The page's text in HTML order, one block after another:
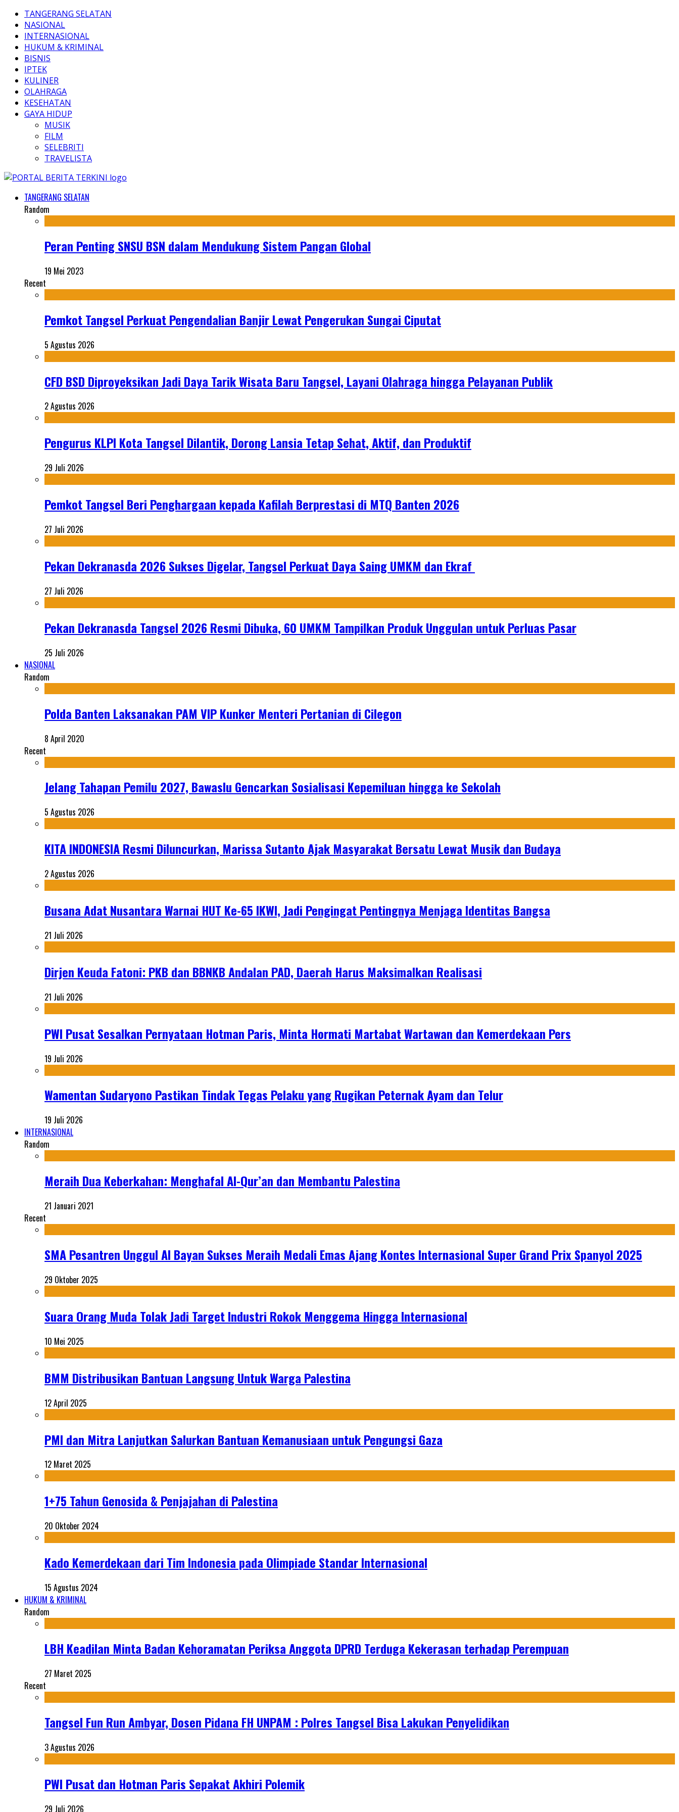
TANGERANG SELATAN
NASIONAL
INTERNASIONAL
HUKUM & KRIMINAL
BISNIS
IPTEK
KULINER
OLAHRAGA
KESEHATAN
GAYA HIDUP
MUSIK
FILM
SELEBRITI
TRAVELISTA
TANGERANG SELATAN
Random
Peran Penting SNSU BSN dalam Mendukung Sistem Pangan Global
19 Mei 2023
Recent
Pemkot Tangsel Perkuat Pengendalian Banjir Lewat Pengerukan Sungai Ciputat
5 Agustus 2026
CFD BSD Diproyeksikan Jadi Daya Tarik Wisata Baru Tangsel, Layani Olahraga hingga Pelayanan Publik
2 Agustus 2026
Pengurus KLPI Kota Tangsel Dilantik, Dorong Lansia Tetap Sehat, Aktif, dan Produktif
29 Juli 2026
Pemkot Tangsel Beri Penghargaan kepada Kafilah Berprestasi di MTQ Banten 2026
27 Juli 2026
Pekan Dekranasda 2026 Sukses Digelar, Tangsel Perkuat Daya Saing UMKM dan Ekraf
27 Juli 2026
Pekan Dekranasda Tangsel 2026 Resmi Dibuka, 60 UMKM Tampilkan Produk Unggulan untuk Perluas Pasar
25 Juli 2026
NASIONAL
Random
Polda Banten Laksanakan PAM VIP Kunker Menteri Pertanian di Cilegon
8 April 2020
Recent
Jelang Tahapan Pemilu 2027, Bawaslu Gencarkan Sosialisasi Kepemiluan hingga ke Sekolah
5 Agustus 2026
KITA INDONESIA Resmi Diluncurkan, Marissa Sutanto Ajak Masyarakat Bersatu Lewat Musik dan Budaya
2 Agustus 2026
Busana Adat Nusantara Warnai HUT Ke-65 IKWI, Jadi Pengingat Pentingnya Menjaga Identitas Bangsa
21 Juli 2026
Dirjen Keuda Fatoni: PKB dan BBNKB Andalan PAD, Daerah Harus Maksimalkan Realisasi
21 Juli 2026
PWI Pusat Sesalkan Pernyataan Hotman Paris, Minta Hormati Martabat Wartawan dan Kemerdekaan Pers
19 Juli 2026
Wamentan Sudaryono Pastikan Tindak Tegas Pelaku yang Rugikan Peternak Ayam dan Telur
19 Juli 2026
INTERNASIONAL
Random
Meraih Dua Keberkahan: Menghafal Al-Qur’an dan Membantu Palestina
21 Januari 2021
Recent
SMA Pesantren Unggul Al Bayan Sukses Meraih Medali Emas Ajang Kontes Internasional Super Grand Prix Spanyol 2025
29 Oktober 2025
Suara Orang Muda Tolak Jadi Target Industri Rokok Menggema Hingga Internasional
10 Mei 2025
BMM Distribusikan Bantuan Langsung Untuk Warga Palestina
12 April 2025
PMI dan Mitra Lanjutkan Salurkan Bantuan Kemanusiaan untuk Pengungsi Gaza
12 Maret 2025
1+75 Tahun Genosida & Penjajahan di Palestina
20 Oktober 2024
Kado Kemerdekaan dari Tim Indonesia pada Olimpiade Standar Internasional
15 Agustus 2024
HUKUM & KRIMINAL
Random
LBH Keadilan Minta Badan Kehoramatan Periksa Anggota DPRD Terduga Kekerasan terhadap Perempuan
27 Maret 2025
Recent
Tangsel Fun Run Ambyar, Dosen Pidana FH UNPAM : Polres Tangsel Bisa Lakukan Penyelidikan
3 Agustus 2026
PWI Pusat dan Hotman Paris Sepakat Akhiri Polemik
29 Juli 2026